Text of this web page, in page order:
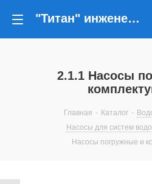
"Титан" инженерные решения
2.1.1 Насосы
Главная - Каталог -
Насосы для систем
Насосы погружные и